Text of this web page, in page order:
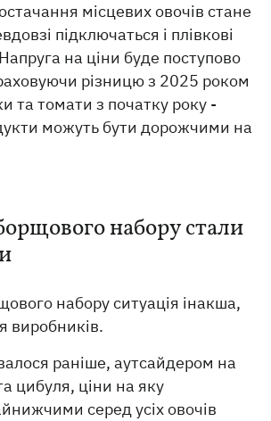
місцевих овочів стане
підключаться і плівкові
на ціни буде поступово
різницю з 2025 роком
та томати з початку року -
можуть бути дорожчими на
набору стали
набору ситуація інакша,
виробників.
раніше, аутсайдером на
цибуля, ціни на яку
серед усіх овочів